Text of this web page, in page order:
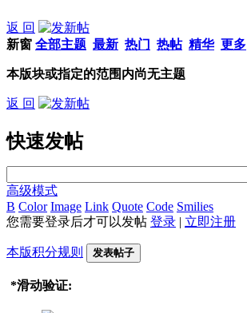
返 回
新窗 全部主题 最新 热门 热帖 精华 更多
本版块或指定的范围内尚无主题
返 回
快速发帖
高级模式
B Color Image Link Quote Code Smilies
您需要登录后才可以发帖 登录 | 立即注册
本版积分规则 发表帖子
*滑动验证: